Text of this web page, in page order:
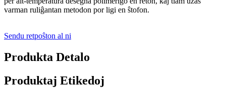
varman ruliĝantan metodon por ligi en ŝtofon.
Sendu retpoŝton al ni
Produkta Detalo
Produktaj Etikedoj